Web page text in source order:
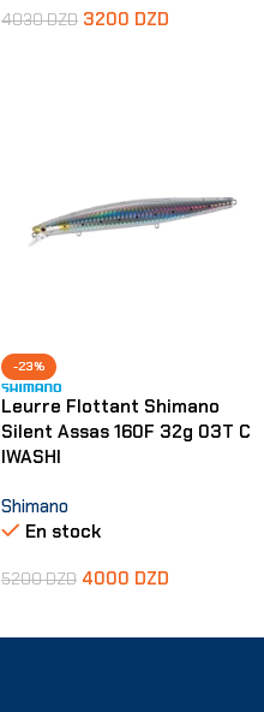
4030DZD 3200 DZD
-23%
Leurre Flottant Shimano
Silent Assas 160F 32g 03T C
IWASHI
Shimano
En stock
5200DZD 4000 DZD